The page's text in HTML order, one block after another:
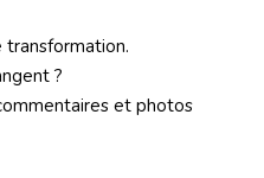
transformation.
?
et photos